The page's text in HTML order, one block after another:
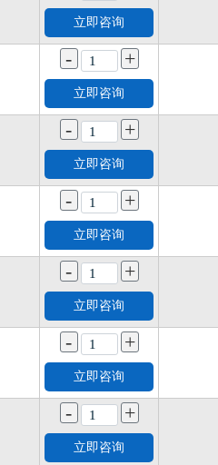
立即咨询
- +
立即咨询
- +
立即咨询
- +
立即咨询
- +
立即咨询
- +
立即咨询
- +
立即咨询